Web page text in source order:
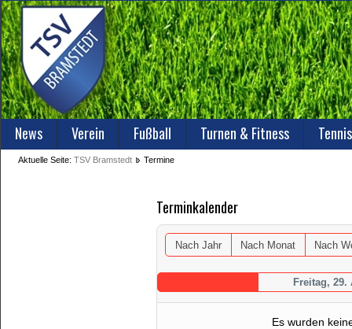
News Verein Fußball Turnen & Fitness Tennis
Aktuelle Seite: TSV Bramstedt Termine
Terminkalender
Nach Jahr Nach Monat Nach
Freitag, 29.
Es wurden